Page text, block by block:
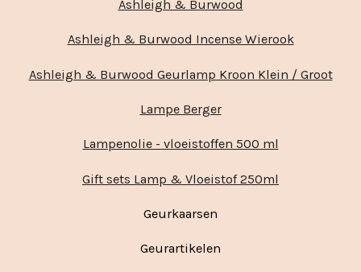
Ashleigh & Burwood
Ashleigh & Burwood Incense Wierook
Ashleigh & Burwood Geurlamp Kroon Klein / Groot
Lampe Berger
Lampenolie - vloeistoffen 500 ml
Gift sets Lamp & Vloeistof 250ml
Geurkaarsen
Geurartikelen